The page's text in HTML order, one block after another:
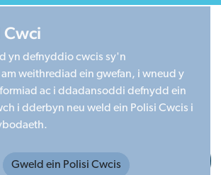
in Wales
1020313. Company limited by
University Social Science Research
CF24 4HQ
yn defnyddio cwcis sy'n
weithrediad ein gwefan, i wneud y
ac i ddadansoddi defnydd ein
i dderbyn neu weld ein Polisi Cwcis i
Gweld ein Polisi Cwcis